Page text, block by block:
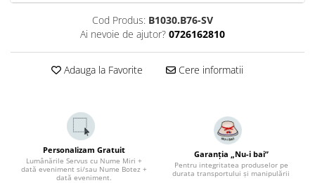
Cod Produs: B1030.B76-SV
Ai nevoie de ajutor? 0726162810
Adauga la Favorite Cere informatii
Personalizam Gratuit
Lumânările Servus cu Nume Miri +
dată eveniment si/sau Nume Botez +
dată eveniment.
Garanția „Nu-i bai”
Pentru integritatea produselor pe
durata transportului și manipulării